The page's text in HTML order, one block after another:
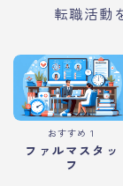
転職活動
おすすめ１
ファルマスタッ
フ